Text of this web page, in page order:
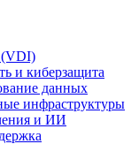
(VDI)
и киберзащита
данных
инфраструктуры
и ИИ